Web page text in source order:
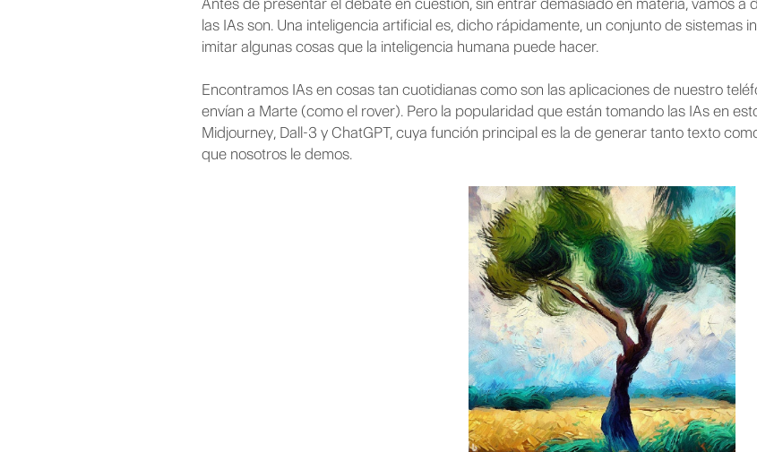
Antes de presentar el debate en cuestión, sin entrar demasiado en materia, vamos a
las IAs son. Una inteligencia artificial es, dicho rápidamente, un conjunto de sistemas
imitar algunas cosas que la inteligencia humana puede hacer.
Encontramos IAs en cosas tan cuotidianas como son las aplicaciones de nuestro
envían a Marte (como el rover). Pero la popularidad que están tomando las IAs en
Midjourney, Dall-3 y ChatGPT, cuya función principal es la de generar tanto texto
que nosotros le demos.